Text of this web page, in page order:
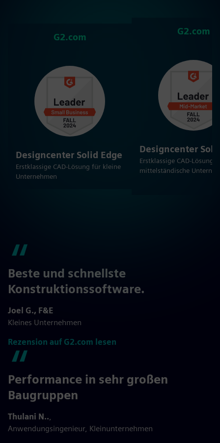
G2.com
Designcenter Solid Edge
Erstklassige CAD-Lösung für kleine
Unternehmen
G2.com
Designcenter
Erstklassige CAD-Lösung
mittelständische
Beste und schnellste
Konstruktionssoftware.
Joel G., F&E
Kleines Unternehmen
Rezension auf G2.com lesen
Performance in sehr großen
Baugruppen
Thulani N..,
Anwendungsingenieur, Kleinunternehmen